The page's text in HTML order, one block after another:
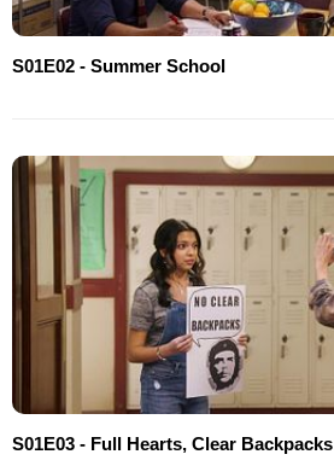
S01E02 - Summer School
S01E03 - Full Hearts, Clear Backpacks